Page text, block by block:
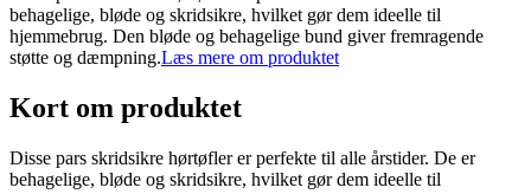
behagelige, bløde og skridsikre, hvilket gør dem ideelle til
hjemmebrug. Den bløde og behagelige bund giver fremragende
støtte og dæmpning.Læs mere om produktet
Kort om produktet
Disse pars skridsikre hørtøfler er perfekte til alle årstider. De er
behagelige, bløde og skridsikre, hvilket gør dem ideelle til